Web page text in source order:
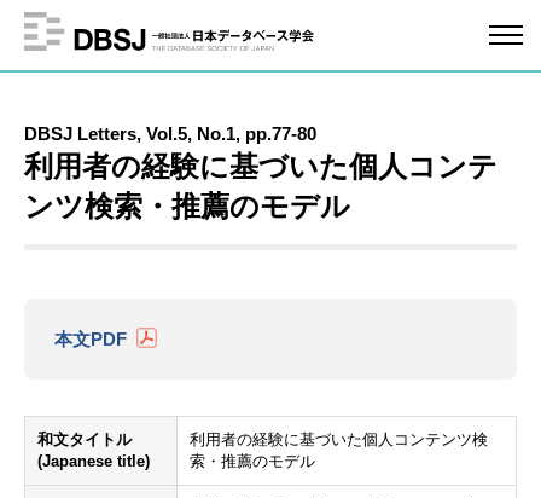
DBSJ Letters, Vol.5, No.1, pp.77-80
利用者の経験に基づいた個人コンテ
ンツ検索・推薦のモデル
本文PDF
和文タイトル
(Japanese title)
利用者の経験に基づいた個人コンテンツ検
索・推薦のモデル